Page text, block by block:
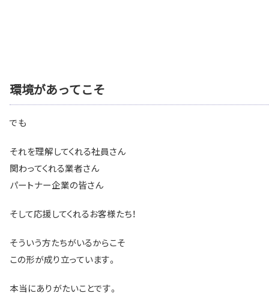
環境があってこそ
でも
それを理解してくれる社員さん
関わってくれる業者さん
パートナー企業の皆さん
そして応援してくれるお客様たち！
そういう方たちがいるからこそ
この形が成り立っています。
本当にありがたいことです。